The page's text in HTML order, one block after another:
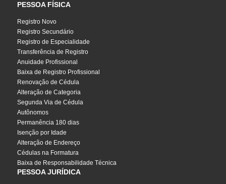
PESSOA FÍSICA
Registro Novo
Registro Secundário
Registro de Especialidade
Transferência de Registro
Anuidade Profissional
Baixa de Registro Profissional
Renovação de Cédula
Alteração de Categoria
Segunda Via de Cédula
Autônomos
Permanência 180 dias
Isenção por Idade
Alteração de Endereço
Cédulas na Formatura
Baixa de Responsabilidade Técnica
PESSOA JURÍDICA